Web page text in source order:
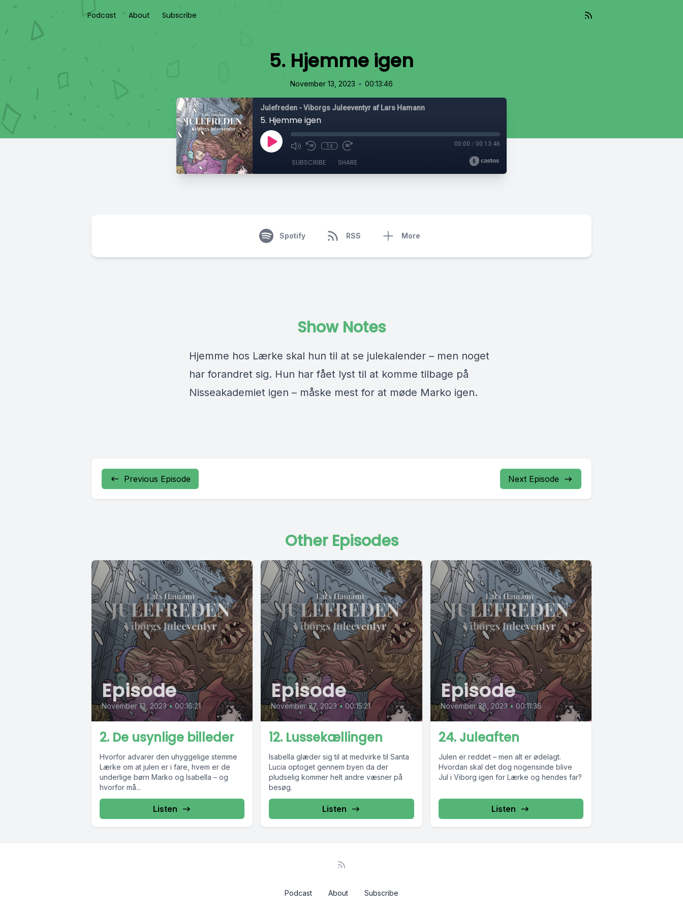
Podcast About Subscribe
5. Hjemme igen
November 13, 2023 • 00:13:46
Julefreden - Viborgs Juleeventyr af Lars Hamann
5. Hjemme igen
1x 00:00 / 00:13:46
SUBSCRIBE SHARE
Spotify RSS More
Show Notes
Hjemme hos Lærke skal hun til at se julekalender – men noget
har forandret sig. Hun har fået lyst til at komme tilbage på
Nisseakademiet igen – måske mest for at møde Marko igen.
Previous Episode Next Episode
Other Episodes
Episode
November 13, 2023 • 00:16:21
2. De usynlige billeder
Hvorfor advarer den uhyggelige stemme
Lærke om at julen er i fare, hvem er de
underlige børn Marko og Isabella – og
hvorfor må...
Listen
Episode
November 27, 2023 • 00:15:21
12. Lussekællingen
Isabella glæder sig til at medvirke til Santa
Lucia optoget gennem byen da der
pludselig kommer helt andre væsner på
besøg.
Listen
Episode
November 28, 2023 • 00:11:36
24. Juleaften
Julen er reddet – men alt er ødelagt.
Hvordan skal det dog nogensinde blive
Jul i Viborg igen for Lærke og hendes far?
Listen
Podcast About Subscribe